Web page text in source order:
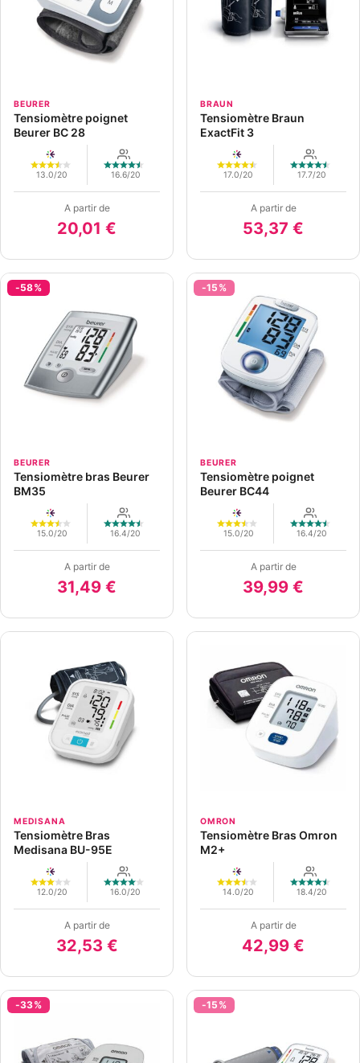
BEURER
Tensiomètre poignet
Beurer BC 28
13.0/20 16.6/20
A partir de
20,01 €
BRAUN
Tensiomètre Braun
ExactFit 3
17.0/20 17.7/20
A partir de
53,37 €
-58%
BEURER
Tensiomètre bras Beurer
BM35
15.0/20 16.4/20
A partir de
31,49 €
-15%
BEURER
Tensiomètre poignet
Beurer BC44
15.0/20 16.4/20
A partir de
39,99 €
MEDISANA
Tensiomètre Bras
Medisana BU-95E
12.0/20 16.0/20
A partir de
32,53 €
OMRON
Tensiomètre Bras Omron
M2+
14.0/20 18.4/20
A partir de
42,99 €
-33% -15%